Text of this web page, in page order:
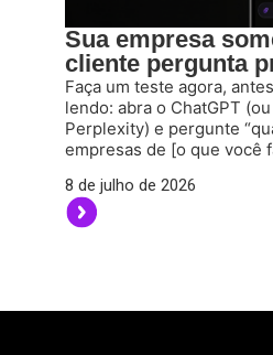
Sua empresa
cliente pergunta
Faça um teste agora,
lendo: abra o ChatGPT
Perplexity) e pergunte
empresas de [o que você
8 de julho de 2026